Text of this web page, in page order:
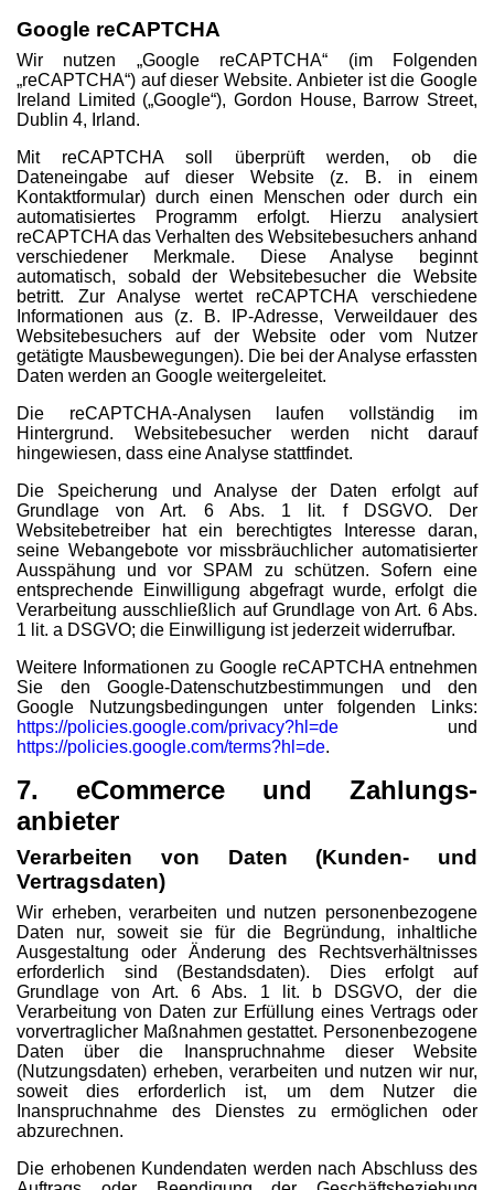
Google reCAPTCHA
Wir nutzen „Google reCAPTCHA“ (im Folgenden
„reCAPTCHA“) auf dieser Website. Anbieter ist die Google
Ireland Limited („Google“), Gordon House, Barrow Street,
Dublin 4, Irland.
Mit reCAPTCHA soll überprüft werden, ob die
Dateneingabe auf dieser Website (z. B. in einem
Kontaktformular) durch einen Menschen oder durch ein
automatisiertes Programm erfolgt. Hierzu analysiert
reCAPTCHA das Verhalten des Websitebesuchers anhand
verschiedener Merkmale. Diese Analyse beginnt
automatisch, sobald der Websitebesucher die Website
betritt. Zur Analyse wertet reCAPTCHA verschiedene
Informationen aus (z. B. IP-Adresse, Verweildauer des
Websitebesuchers auf der Website oder vom Nutzer
getätigte Mausbewegungen). Die bei der Analyse erfassten
Daten werden an Google weitergeleitet.
Die reCAPTCHA-Analysen laufen vollständig im
Hintergrund. Websitebesucher werden nicht darauf
hingewiesen, dass eine Analyse stattfindet.
Die Speicherung und Analyse der Daten erfolgt auf
Grundlage von Art. 6 Abs. 1 lit. f DSGVO. Der
Websitebetreiber hat ein berechtigtes Interesse daran,
seine Webangebote vor missbräuchlicher automatisierter
Ausspähung und vor SPAM zu schützen. Sofern eine
entsprechende Einwilligung abgefragt wurde, erfolgt die
Verarbeitung ausschließlich auf Grundlage von Art. 6 Abs.
1 lit. a DSGVO; die Einwilligung ist jederzeit widerrufbar.
Weitere Informationen zu Google reCAPTCHA entnehmen
Sie den Google-Datenschutzbestimmungen und den
Google Nutzungsbedingungen unter folgenden Links:
https://policies.google.com/privacy?hl=de und
https://policies.google.com/terms?hl=de.
7. eCommerce und Zahlungs­
anbieter
Verarbeiten von Daten (Kunden- und
Vertragsdaten)
Wir erheben, verarbeiten und nutzen personenbezogene
Daten nur, soweit sie für die Begründung, inhaltliche
Ausgestaltung oder Änderung des Rechtsverhältnisses
erforderlich sind (Bestandsdaten). Dies erfolgt auf
Grundlage von Art. 6 Abs. 1 lit. b DSGVO, der die
Verarbeitung von Daten zur Erfüllung eines Vertrags oder
vorvertraglicher Maßnahmen gestattet. Personenbezogene
Daten über die Inanspruchnahme dieser Website
(Nutzungsdaten) erheben, verarbeiten und nutzen wir nur,
soweit dies erforderlich ist, um dem Nutzer die
Inanspruchnahme des Dienstes zu ermöglichen oder
abzurechnen.
Die erhobenen Kundendaten werden nach Abschluss des